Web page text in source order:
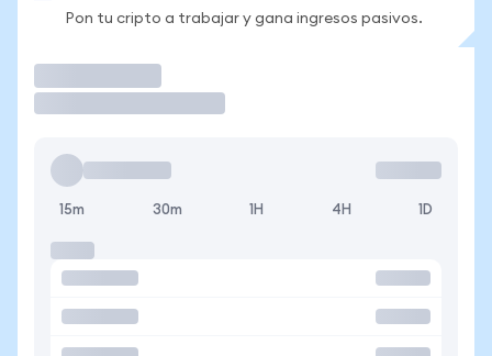
Pon tu cripto a trabajar y gana ingresos pasivos.
15m 30m 1H 4H 1D